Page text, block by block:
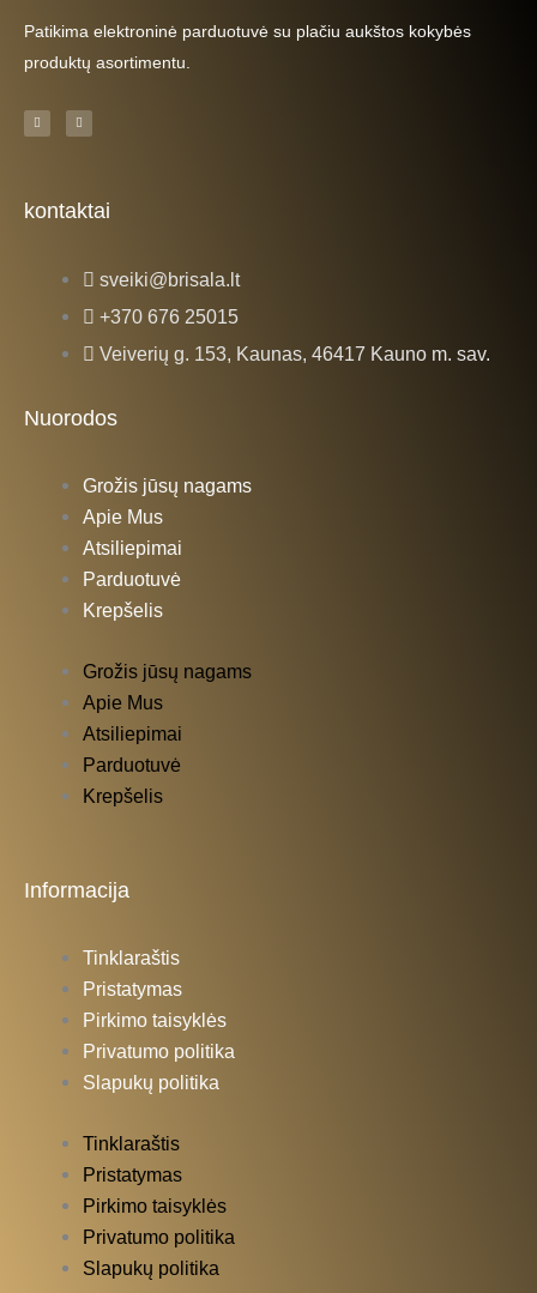
Patikima elektroninė parduotuvė su plačiu aukštos kokybės
produktų asortimentu.
F
a
c
-
f
I
n
s
m
kontaktai
sveiki@brisala.lt
+370 676 25015
Veiverių g. 153, Kaunas, 46417 Kauno m. sav.
Nuorodos
Grožis jūsų nagams
Apie Mus
Atsiliepimai
Parduotuvė
Krepšelis
Grožis jūsų nagams
Apie Mus
Atsiliepimai
Parduotuvė
Krepšelis
Informacija
Tinklaraštis
Pristatymas
Pirkimo taisyklės
Privatumo politika
Slapukų politika
Tinklaraštis
Pristatymas
Pirkimo taisyklės
Privatumo politika
Slapukų politika